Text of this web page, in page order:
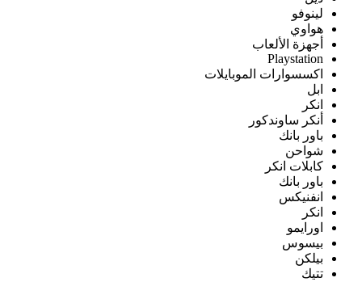
لينوفو
هواوي
أجهزة الألعاب
Playstation
اكسسوارات الموبايلات
ابل
انكر
أنكر ساوندكور
باور بانك
شواحن
كابلات انكر
باور بانك
انفنيكس
انكر
اورايمو
بيسوس
بيلكن
تتيك